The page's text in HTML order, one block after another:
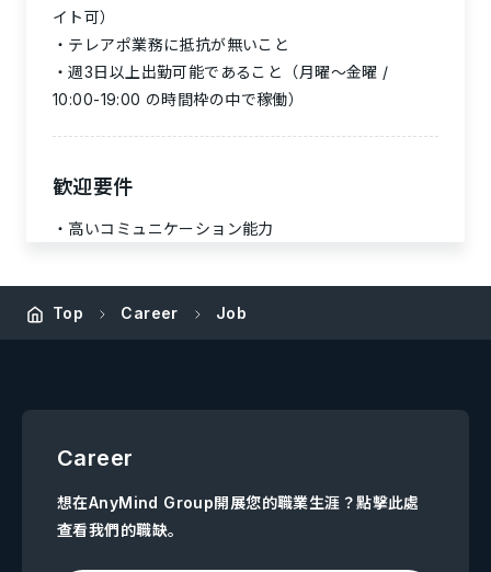
イト可）
テレアポ業務に抵抗が無いこと
週3日以上出勤可能であること（月曜〜金曜 /
10:00-19:00 の時間枠の中で稼働）
歓迎要件
高いコミュニケーション能力
Top Career Job
Career
想在AnyMind Group開展您的職業生涯？點擊此處
查看我們的職缺。